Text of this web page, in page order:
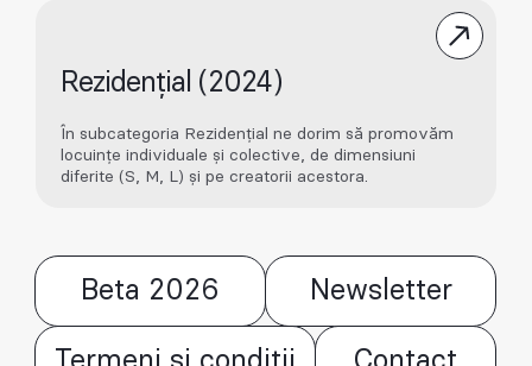
Rezidențial (2024)
În subcategoria Rezidențial ne dorim să promovăm
locuințe individuale și colective, de dimensiuni
diferite (S, M, L) și pe creatorii acestora.
Beta 2026 Newsletter